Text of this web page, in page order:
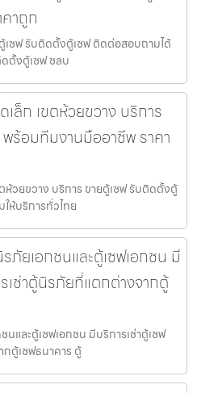
าถูก
เซฟ รับติดตั้งตู้เซฟ ติดต่อสอบถามได้
ตั้งตู้เซฟ ชลบ
ล็ก เขตห้วยขวาง บริการ
ร้อมทีมงานมืออาชีพ ราคา
ห้วยขวาง บริการ ขายตู้เซฟ รับติดตั้งตู้
ห้บริการทั่วไทย
ยเอกชนและตู้เซฟเอกชน มี
เช่าตู้นิรภัยที่แตกต่างจากตู้
และตู้เซฟเอกชน มีบริการเช่าตู้เซฟ
กตู้เซฟธนาคาร ตู้